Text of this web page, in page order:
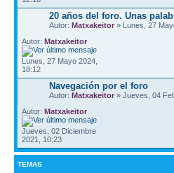
20 años del foro. Unas
Autor: Matxakeitor » Lunes, 27
Autor: Matxakeitor
Lunes, 27 Mayo 2024,
18:12
Navegación por el foro
Autor: Matxakeitor » Jueves, 04
Autor: Matxakeitor
Jueves, 02 Diciembre
2021, 10:23
TEMAS